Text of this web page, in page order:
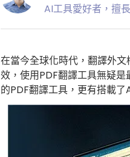
AI工具愛好者，擅
在當今全球化時代，翻譯外
效，使用PDF翻譯工具無疑
的PDF翻譯工具，更有搭載